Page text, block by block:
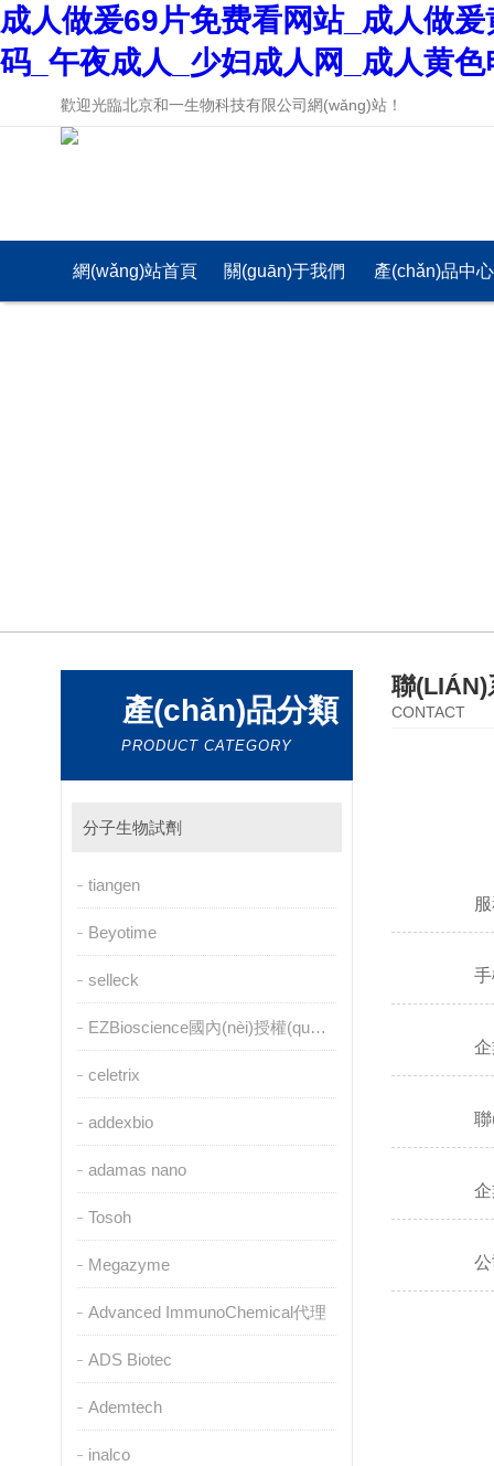
成人做爰69片免费看网站_成人做
码_午夜成人_少妇成人网_成人黄
歡迎光臨北京和一生物科技有限公司網(wǎng)站！
網(wǎng)站首頁 關(guān)于我們 產(chǎn)品中心
產(chǎn)品分類
PRODUCT CATEGORY
分子生物試劑
tiangen
Beyotime
selleck
EZBioscience國內(nèi)授權(quán)代理
celetrix
addexbio
adamas nano
Tosoh
Megazyme
Advanced ImmunoChemical代理
ADS Biotec
Ademtech
inalco
聯
CONTACT